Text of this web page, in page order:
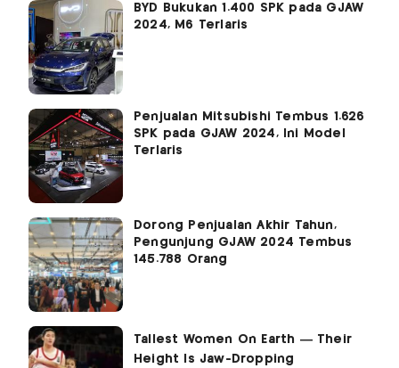
BYD Bukukan 1.400 SPK pada GJAW
2024, M6 Terlaris
Penjualan Mitsubishi Tembus 1.626
SPK pada GJAW 2024, Ini Model
Terlaris
Dorong Penjualan Akhir Tahun,
Pengunjung GJAW 2024 Tembus
145.788 Orang